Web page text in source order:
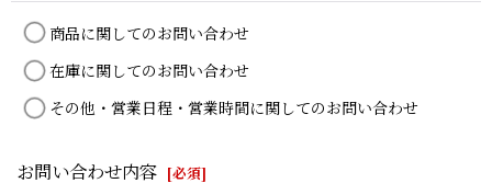
商品に関してのお問い合わせ
在庫に関してのお問い合わせ
その他・営業日程・営業時間に関してのお問い合わせ
お問い合わせ内容 [必須]